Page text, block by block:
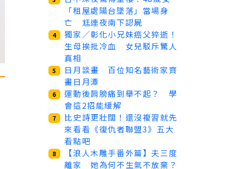
「租屋處陽台墜落」當場身
亡 尪連夜南下認屍
4
獨家／彰化小兄妹癌父猝逝！
生母挨批冷血 女兒駁斥驚人
真相
5
日月談畫 百位知名藝術家齊
畫日月潭
6
運動後肩膀痛到舉不起？ 學
會這2招能緩解
7
比史詩更壯闊！還沒複習就先
來看看《復仇者聯盟3》五大
看點吧
8
【浪人木雕手番外篇】夫三度
離家 她為何不生氣不放棄？